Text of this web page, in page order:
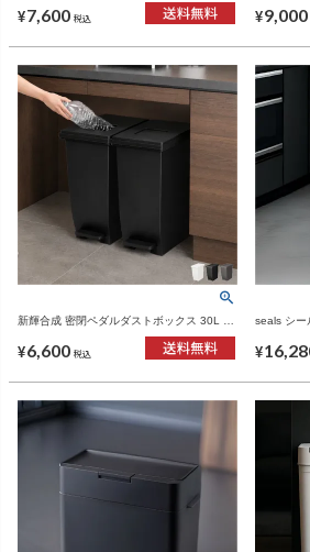
¥7,600 税込 ¥9,000
新輝合成 密閉ペダルダストボックス 30L 2
個セット | インテリア雑貨・ゴミ箱
¥6,600 税込
seals シー
ストボッ
貨・ゴミ箱
¥